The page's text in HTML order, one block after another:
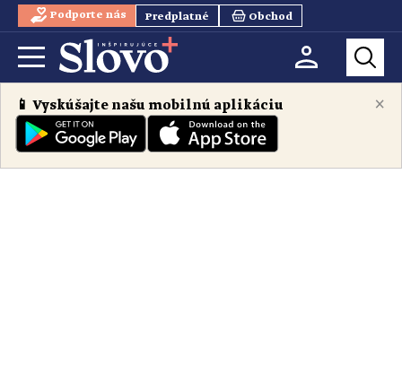
Podporte nás Predplatné Obchod
×
📱 Vyskúšajte našu mobilnú aplikáciu